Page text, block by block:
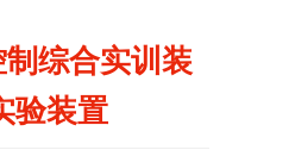
综合实训装
验装置